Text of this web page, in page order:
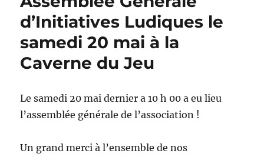
d’Initiatives Ludiques le
samedi 20 mai à la
Caverne du Jeu
Le samedi 20 mai dernier a 10 h 00 a eu lieu
l’assemblée générale de l’association !
Un grand merci à l’ensemble de nos